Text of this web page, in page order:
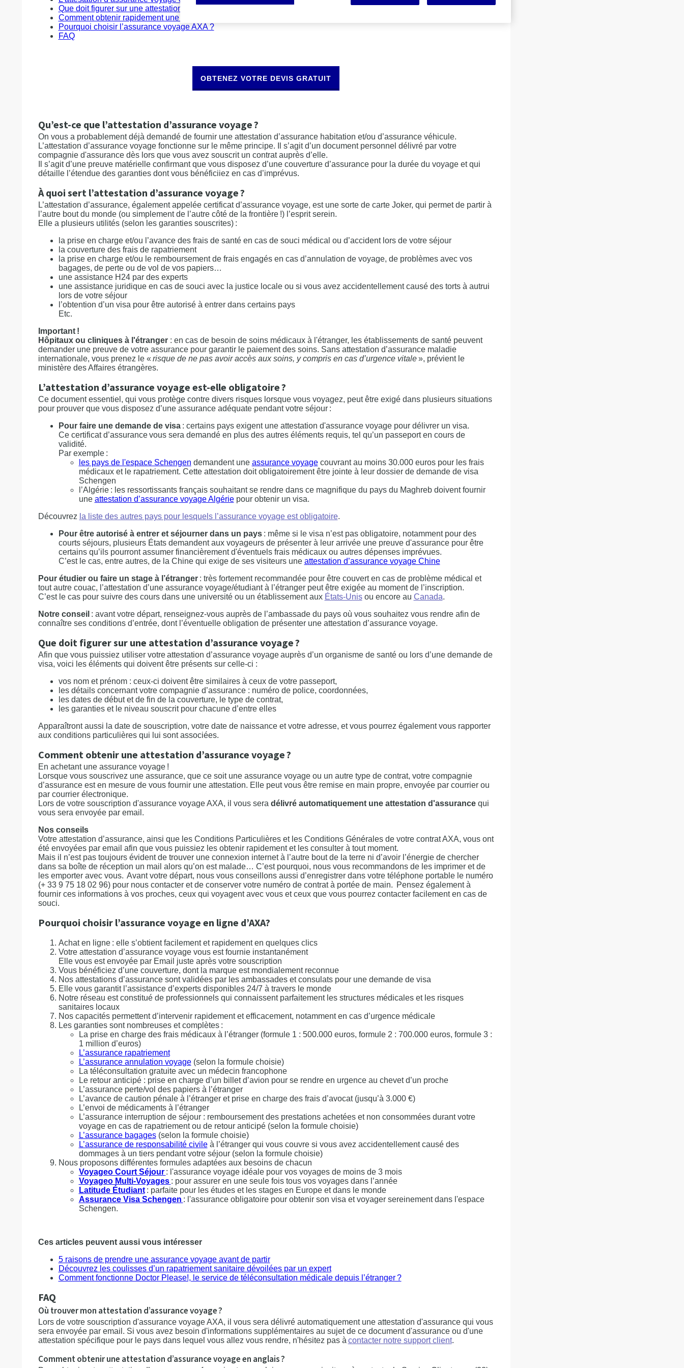
Que doit figurer sur une attestation d’assurance voyage ?
Comment obtenir rapidement une attestation d’assurance Voyage ?
Pourquoi choisir l’assurance voyage AXA ?
FAQ
OBTENEZ VOTRE DEVIS GRATUIT
Qu’est-ce que l’attestation d’assurance voyage ?
On vous a probablement déjà demandé de fournir une attestation d’assurance habitation et/ou d’assurance véhicule.
L’attestation d’assurance voyage fonctionne sur le même principe. Il s’agit d’un document personnel délivré par votre
compagnie d'assurance dès lors que vous avez souscrit un contrat auprès d’elle.
Il s’agit d’une preuve matérielle confirmant que vous disposez d’une couverture d’assurance pour la durée du voyage et qui
détaille l’étendue des garanties dont vous bénéficiiez en cas d’imprévus.
À quoi sert l’attestation d’assurance voyage ?
L’attestation d’assurance, également appelée certificat d’assurance voyage, est une sorte de carte Joker, qui permet de partir à
l’autre bout du monde (ou simplement de l’autre côté de la frontière !) l’esprit serein.
Elle a plusieurs utilités (selon les garanties souscrites) :
la prise en charge et/ou l’avance des frais de santé en cas de souci médical ou d’accident lors de votre séjour
la couverture des frais de rapatriement
la prise en charge et/ou le remboursement de frais engagés en cas d’annulation de voyage, de problèmes avec vos
bagages, de perte ou de vol de vos papiers…
une assistance H24 par des experts
une assistance juridique en cas de souci avec la justice locale ou si vous avez accidentellement causé des torts à autrui
lors de votre séjour
l’obtention d’un visa pour être autorisé à entrer dans certains pays
Etc.
Important !
Hôpitaux ou cliniques à l'étranger: en cas de besoin de soins médicaux à l'étranger, les établissements de santé peuvent
demander une preuve de votre assurance pour garantir le paiement des soins. Sans attestation d’assurance maladie
internationale, vous prenez le « risque de ne pas avoir accès aux soins, y compris en cas d’urgence vitale», prévient le
ministère des Affaires étrangères.
L’attestation d’assurance voyage est-elle obligatoire ?
Ce document essentiel, qui vous protège contre divers risques lorsque vous voyagez, peut être exigé dans plusieurs situations
pour prouver que vous disposez d’une assurance adéquate pendant votre séjour :
Pour faire une demande de visa: certains pays exigent une attestation d'assurance voyage pour délivrer un visa.
Ce certificat d’assurance vous sera demandé en plus des autres éléments requis, tel qu’un passeport en cours de
validité.
Par exemple :
les pays de l'espace Schengen demandent une assurance voyagecouvrant au moins 30.000 euros pour les frais
médicaux et le rapatriement. Cette attestation doit obligatoirement être jointe à leur dossier de demande de visa
Schengen
l’Algérie : les ressortissants français souhaitant se rendre dans ce magnifique du pays du Maghreb doivent fournir
une attestation d’assurance voyage Algériepour obtenir un visa.
Découvrez la liste des autres pays pour lesquels l’assurance voyage est obligatoire.
Pour être autorisé à entrer et séjourner dans un pays: même si le visa n’est pas obligatoire, notamment pour des
courts séjours, plusieurs États demandent aux voyageurs de présenter à leur arrivée une preuve d'assurance pour être
certains qu’ils pourront assumer financièrement d'éventuels frais médicaux ou autres dépenses imprévues.
C’est le cas, entre autres, de la Chine qui exige de ses visiteurs une attestation d’assurance voyage Chine
Pour étudier ou faire un stage à l’étranger : très fortement recommandée pour être couvert en cas de problème médical et
tout autre couac, l’attestation d’une assurance voyage/étudiant à l’étranger peut être exigée au moment de l’inscription.
C’est le cas pour suivre des cours dans une université ou un établissement aux États-Unisou encore au Canada.
Notre conseil : avant votre départ, renseignez-vous auprès de l’ambassade du pays où vous souhaitez vous rendre afin de
connaître ses conditions d’entrée, dont l’éventuelle obligation de présenter une attestation d’assurance voyage.
Que doit figurer sur une attestation d’assurance voyage ?
Afin que vous puissiez utiliser votre attestation d’assurance voyage auprès d’un organisme de santé ou lors d’une demande de
visa, voici les éléments qui doivent être présents sur celle-ci :
vos nom et prénom : ceux-ci doivent être similaires à ceux de votre passeport,
les détails concernant votre compagnie d’assurance : numéro de police, coordonnées,
les dates de début et de fin de la couverture, le type de contrat,
les garanties et le niveau souscrit pour chacune d’entre elles
Apparaîtront aussi la date de souscription, votre date de naissance et votre adresse, et vous pourrez également vous rapporter
aux conditions particulières qui lui sont associées.
Comment obtenir une attestation d’assurance voyage ?
En achetant une assurance voyage !
Lorsque vous souscrivez une assurance, que ce soit une assurance voyage ou un autre type de contrat, votre compagnie
d’assurance est en mesure de vous fournir une attestation. Elle peut vous être remise en main propre, envoyée par courrier ou
par courrier électronique.
Lors de votre souscription d'assurance voyage AXA, il vous sera délivré automatiquement une attestation d'assurancequi
vous sera envoyée par email.
Nos conseils
Votre attestation d’assurance, ainsi que les Conditions Particulières et les Conditions Générales de votre contrat AXA, vous ont
été envoyées par email afin que vous puissiez les obtenir rapidement et les consulter à tout moment.
Mais il n’est pas toujours évident de trouver une connexion internet à l’autre bout de la terre ni d’avoir l’énergie de chercher
dans sa boîte de réception un mail alors qu’on est malade… C’est pourquoi, nous vous recommandons de les imprimer et de
les emporter avec vous. Avant votre départ, nous vous conseillons aussi d’enregistrer dans votre téléphone portable le numéro
(+ 33 9 75 18 02 96) pour nous contacter et de conserver votre numéro de contrat à portée de main. Pensez également à
fournir ces informations à vos proches, ceux qui voyagent avec vous et ceux que vous pourrez contacter facilement en cas de
souci.
Pourquoi choisir l’assurance voyage en ligne d’AXA?
Achat en ligne : elle s’obtient facilement et rapidement en quelques clics
Votre attestation d’assurance voyage vous est fournie instantanément
Elle vous est envoyée par Email juste après votre souscription
Vous bénéficiez d’une couverture, dont la marque est mondialement reconnue
Nos attestations d’assurance sont validées par les ambassades et consulats pour une demande de visa
Elle vous garantit l’assistance d’experts disponibles 24/7 à travers le monde
Notre réseau est constitué de professionnels qui connaissent parfaitement les structures médicales et les risques
sanitaires locaux
Nos capacités permettent d’intervenir rapidement et efficacement, notamment en cas d’urgence médicale
Les garanties sont nombreuses et complètes :
La prise en charge des frais médicaux à l’étranger (formule 1 : 500.000 euros, formule 2 : 700.000 euros, formule 3 :
1 million d’euros)
L’assurance rapatriement
L’assurance annulation voyage(selon la formule choisie)
La téléconsultation gratuite avec un médecin francophone
Le retour anticipé : prise en charge d’un billet d’avion pour se rendre en urgence au chevet d’un proche
L’assurance perte/vol des papiers à l’étranger
L’avance de caution pénale à l’étranger et prise en charge des frais d’avocat (jusqu’à 3.000 €)
L’envoi de médicaments à l’étranger
L’assurance interruption de séjour : remboursement des prestations achetées et non consommées durant votre
voyage en cas de rapatriement ou de retour anticipé (selon la formule choisie)
L’assurance bagages(selon la formule choisie)
L’assurance de responsabilité civileà l’étranger qui vous couvre si vous avez accidentellement causé des
dommages à un tiers pendant votre séjour (selon la formule choisie)
Nous proposons différentes formules adaptées aux besoins de chacun
Voyageo Court Séjour : l'assurance voyage idéale pour vos voyages de moins de 3 mois
Voyageo Multi-Voyages : pour assurer en une seule fois tous vos voyages dans l’année
Latitude Étudiant: parfaite pour les études et les stages en Europe et dans le monde
Assurance Visa Schengen : l'assurance obligatoire pour obtenir son visa et voyager sereinement dans l'espace
Schengen.
Ces articles peuvent aussi vous intéresser
5 raisons de prendre une assurance voyage avant de partir
Découvrez les coulisses d’un rapatriement sanitaire dévoilées par un expert
Comment fonctionne Doctor Please!, le service de téléconsultation médicale depuis l’étranger ?
FAQ
Où trouver mon attestation d’assurance voyage ?
Lors de votre souscription d'assurance voyage AXA, il vous sera délivré automatiquement une attestation d'assurance qui vous
sera envoyée par email. Si vous avez besoin d'informations supplémentaires au sujet de ce document d'assurance ou d'une
attestation spécifique pour le pays dans lequel vous allez vous rendre, n'hésitez pas à contacter notre support client.
Comment obtenir une attestation d’assurance voyage en anglais ?